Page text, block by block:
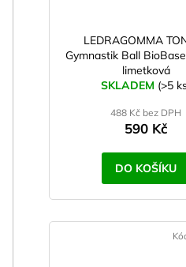
LEDRAGOMMA
Gymnastik Ball
limetková
SKLADEM (>5
488 Kč bez DPH
590 Kč
DO KOŠÍKU